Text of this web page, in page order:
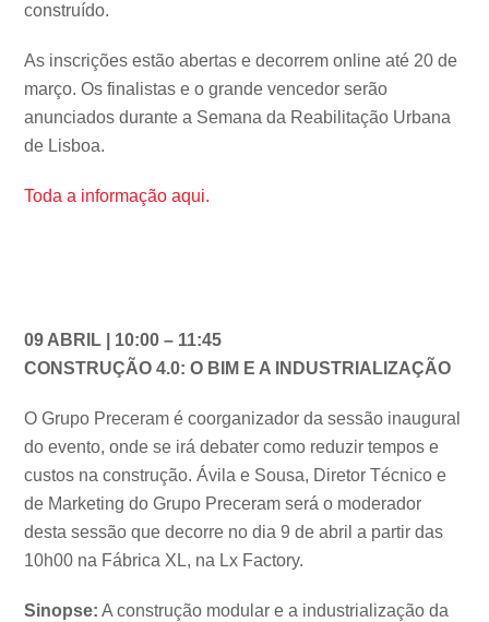
construído.
As inscrições estão abertas e decorrem online até 20 de
março. Os finalistas e o grande vencedor serão
anunciados durante a Semana da Reabilitação Urbana
de Lisboa.
Toda a informação aqui.
09 ABRIL | 10:00 – 11:45
CONSTRUÇÃO 4.0: O BIM E A INDUSTRIALIZAÇÃO
O Grupo Preceram é coorganizador da sessão inaugural
do evento, onde se irá debater como reduzir tempos e
custos na construção. Ávila e Sousa, Diretor Técnico e
de Marketing do Grupo Preceram será o moderador
desta sessão que decorre no dia 9 de abril a partir das
10h00 na Fábrica XL, na Lx Factory.
Sinopse: A construção modular e a industrialização da